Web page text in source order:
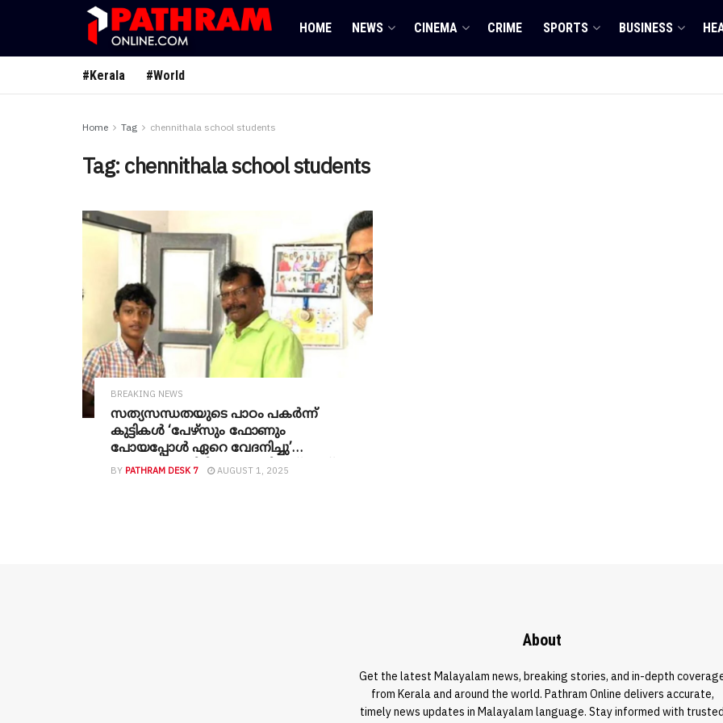
HOME NEWS CINEMA CRIME SPORTS BUSINESS
#Kerala #World
Home Tag chennithala school students
Tag: chennithala school students
BREAKING NEWS
സത്യസന്ധതയുടെ പാഠം പകര്‍ന്ന്
കുട്ടികൾ ‘പേഴ്സും ഫോണും
പോയപ്പോൾ ഏറെ വേദനിച്ചു’
സന്തോഷം തിരിച്ചു നൽകിയത് രണ്ട്
BY PATHRAM DESK 7 AUGUST 1, 2025
About
Get the latest Malayalam news, breaking stories, and in-depth
from Kerala and around the world. Pathram Online delivers accurate,
timely news updates in Malayalam language. Stay informed with